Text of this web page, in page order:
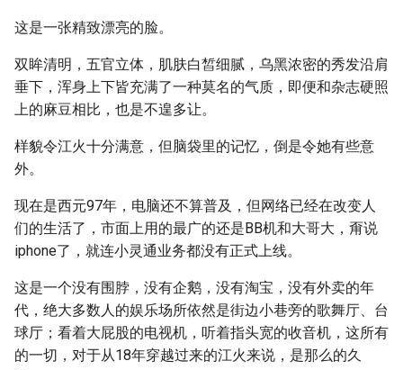
这是一张精致漂亮的脸。
双眸清明，五官立体，肌肤白皙细腻，乌黑浓密的秀发沿肩
垂下，浑身上下皆充满了一种莫名的气质，即便和杂志硬照
上的麻豆相比，也是不遑多让。
样貌令江火十分满意，但脑袋里的记忆，倒是令她有些意
外。
现在是西元97年，电脑还不算普及，但网络已经在改变人
们的生活了，市面上用的最广的还是BB机和大哥大，甭说
iphone了，就连小灵通业务都没有正式上线。
这是一个没有围脖，没有企鹅，没有淘宝，没有外卖的年
代，绝大多数人的娱乐场所依然是街边小巷旁的歌舞厅、台
球厅；看着大屁股的电视机，听着指头宽的收音机，这所有
的一切，对于从18年穿越过来的江火来说，是那么的久